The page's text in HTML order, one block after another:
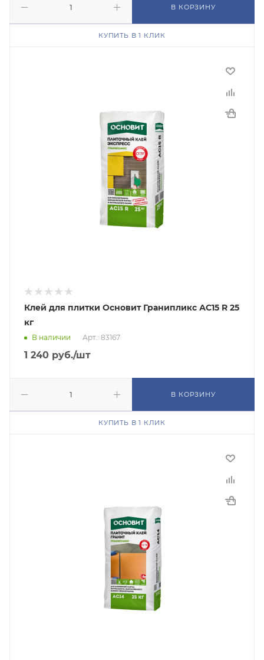
В КОРЗИНУ
КУПИТЬ В 1 КЛИК
Клей для плитки Основит Гранипликс АС15 R 25
кг
В наличии Арт.: 83167
1 240 руб./шт
В КОРЗИНУ
КУПИТЬ В 1 КЛИК